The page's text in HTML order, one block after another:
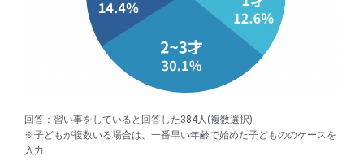
回答：習い事をしていると回答した384人(複数選択)
※子どもが複数いる場合は、一番早い年齢で始めた子どもののケースを
入力